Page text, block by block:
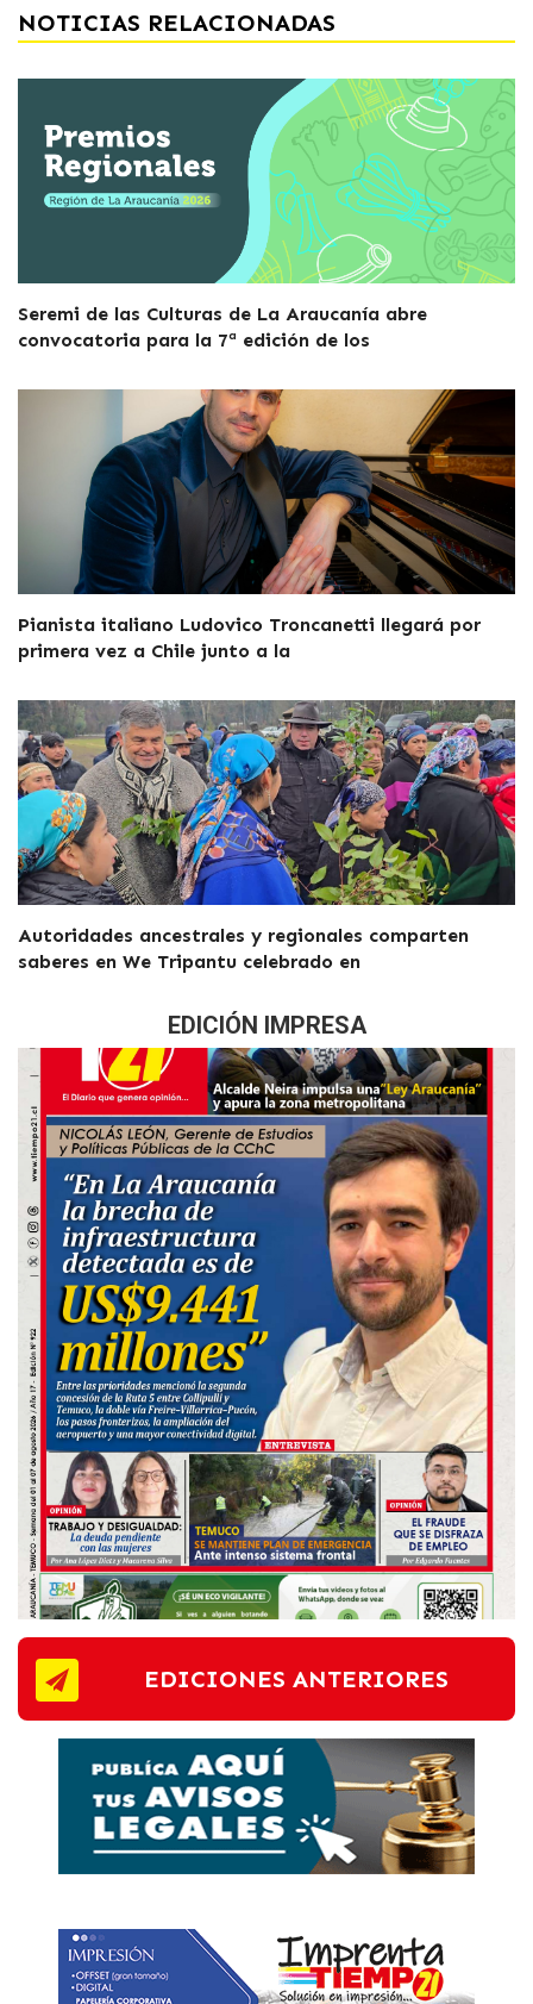
NOTICIAS RELACIONADAS
Seremi de las Culturas de La Araucanía abre
convocatoria para la 7ª edición de los
Pianista italiano Ludovico Troncanetti llegará por
primera vez a Chile junto a la
Autoridades ancestrales y regionales comparten
saberes en We Tripantu celebrado en
EDICIÓN IMPRESA
EDICIONES ANTERIORES